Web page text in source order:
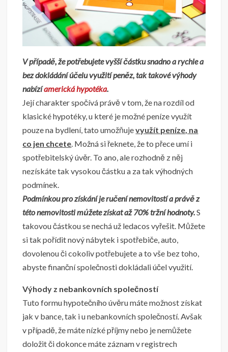
V případě, že potřebujete vyšší částku snadno a rychle a
bez dokládání účelu využití peněz, tak takové výhody
nabízíamerická hypotéka.
Její charakter spočívá právě v tom, že na rozdíl od
klasické hypotéky, u které je možné peníze využít
pouze na bydlení, tato umožňujevyužít peníze, na
co jen chcete. Možná si řeknete, že to přece umí i
spotřebitelský úvěr. To ano, ale rozhodně z něj
nezískáte tak vysokou částku a za tak výhodných
podmínek.
Podmínkou pro získání je ručení nemovitostí a právě z
této nemovitosti můžete získat až 70% tržní hodnoty.S
takovou částkou se nechá už ledacos vyřešit. Můžete
si tak pořídit nový nábytek i spotřebiče, auto,
dovolenou či cokoliv potřebujete a to vše bez toho,
abyste finanční společnosti dokládali účel využití.
Výhody z nebankovních společností
Tuto formu hypotečního úvěru máte možnost získat
jak v bance, tak i u nebankovních společností. Avšak
v případě, že máte nízké příjmy nebo je nemůžete
doložit či dokonce máte záznam v registrech